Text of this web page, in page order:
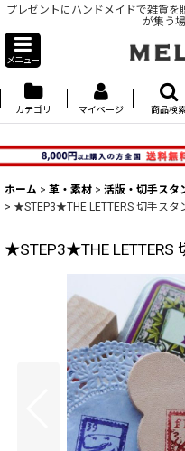
プレゼントにハンドメイドで雑貨
が集う
メニュー
カテゴリ マイページ 商品検
ホーム > 革・素材 > 活版・切手スタ
> ★STEP3★THE LETTERS 切手スタ
★STEP3★THE LETTERS